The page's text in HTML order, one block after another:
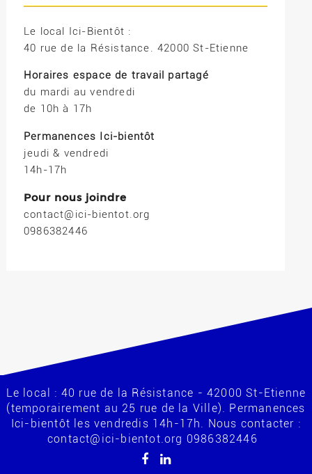
Le local Ici-Bientôt :
40 rue de la Résistance. 42000 St-Etienne
Horaires espace de travail partagé
du mardi au vendredi
de 10h à 17h
Permanences Ici-bientôt
jeudi & vendredi
14h-17h
Pour nous joindre
contact@ici-bientot.org
0986382446
Le local : 40 rue de la Résistance - 42000 St-Etienne
(temporairement au 25 rue de la Ville). Permanences
Ici-bientôt les vendredis 14h-17h. Nous contacter :
contact@ici-bientot.org 0986382446